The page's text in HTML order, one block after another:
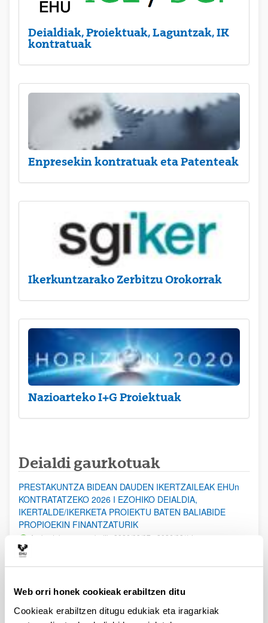
Web orri honek cookieak erabiltzen ditu
Cookieak erabiltzen ditugu edukiak eta iragarkiak
Deialdiak, Proiektuak, Laguntzak, IK
kontratuak
Enpresekin kontratuak eta Patenteak
Ikerkuntzarako Zerbitzu Orokorrak
Nazioarteko I+G Proiektuak
Deialdi gaurkotuak
PRESTAKUNTZA BIDEAN DAUDEN IKERTZAILEAK EHUn
KONTRATATZEKO 2026 I EZOHIKO DEIALDIA,
IKERTALDE/IKERKETA PROIEKTU BATEN BALIABIDE
PROPIOEKIN FINANTZATURIK
Aurkezteko epea zabalik: 2026/08/07 - 2026/08/14
erosi eta berritzeko laguntzak 2026
Izapide irekia